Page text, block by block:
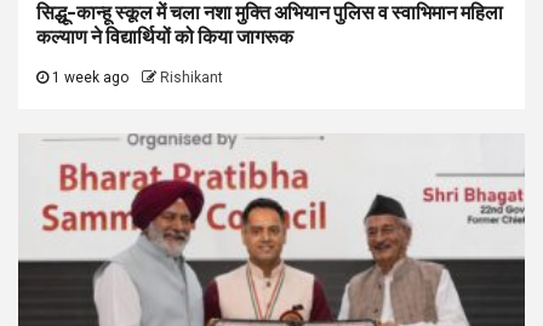
सिद्धू-कान्हू स्कूल में चला नशा मुक्ति अभियान पुलिस व स्वाभिमान महिला
कल्याण ने विद्यार्थियों को किया जागरूक
1 week ago Rishikant